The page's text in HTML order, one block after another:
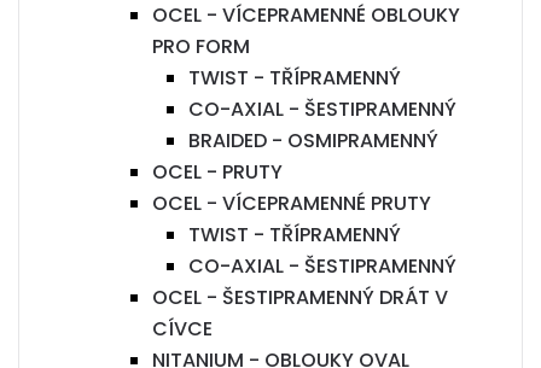
OCEL - VÍCEPRAMENNÉ OBLOUKY
PRO FORM
TWIST - TŘÍPRAMENNÝ
CO-AXIAL - ŠESTIPRAMENNÝ
BRAIDED - OSMIPRAMENNÝ
OCEL - PRUTY
OCEL - VÍCEPRAMENNÉ PRUTY
TWIST - TŘÍPRAMENNÝ
CO-AXIAL - ŠESTIPRAMENNÝ
OCEL - ŠESTIPRAMENNÝ DRÁT V
CÍVCE
NITANIUM - OBLOUKY OVAL